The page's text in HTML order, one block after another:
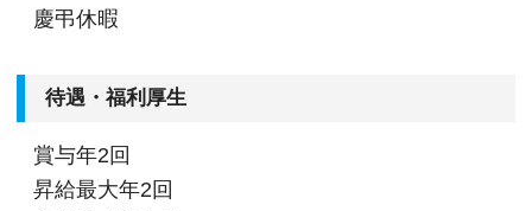
慶弔休暇
待遇・福利厚生
賞与年2回
昇給最大年2回